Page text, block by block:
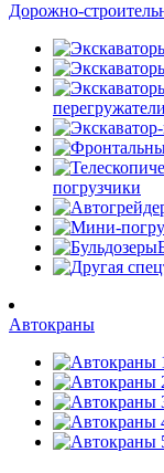
Дорожно-
перегружатели
погрузчики
Автокраны